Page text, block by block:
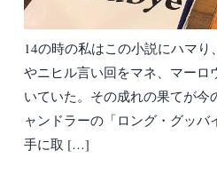
14の時の私はこの小説にハマ
やニヒル言い回をマネ、マーロ
いていた。その成れの果てが今
ャンドラーの「ロング・グッバ
手に取 […]